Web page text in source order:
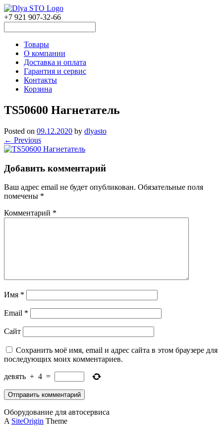
+7 921 907-32-66
Товары
О компании
Доставка и оплата
Гарантия и сервис
Контакты
Корзина
TS50600 Нагнетатель
Posted on 09.12.2020 by dlyasto
← Previous
Добавить комментарий
Ваш адрес email не будет опубликован. Обязательные поля
помечены *
Комментарий *
Имя *
Email *
Сайт
Сохранить моё имя, email и адрес сайта в этом браузере для
последующих моих комментариев.
девять + 4 =
Оборудование для автосервиса
A SiteOrigin Theme